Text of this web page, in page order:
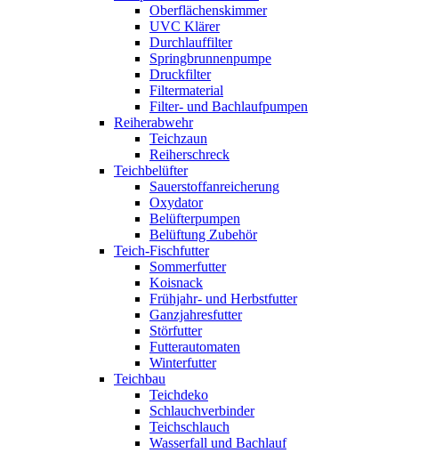
Oberflächenskimmer
UVC Klärer
Durchlauffilter
Springbrunnenpumpe
Druckfilter
Filtermaterial
Filter- und Bachlaufpumpen
Reiherabwehr
Teichzaun
Reiherschreck
Teichbelüfter
Sauerstoffanreicherung
Oxydator
Belüfterpumpen
Belüftung Zubehör
Teich-Fischfutter
Sommerfutter
Koisnack
Frühjahr- und Herbstfutter
Ganzjahresfutter
Störfutter
Futterautomaten
Winterfutter
Teichbau
Teichdeko
Schlauchverbinder
Teichschlauch
Wasserfall und Bachlauf